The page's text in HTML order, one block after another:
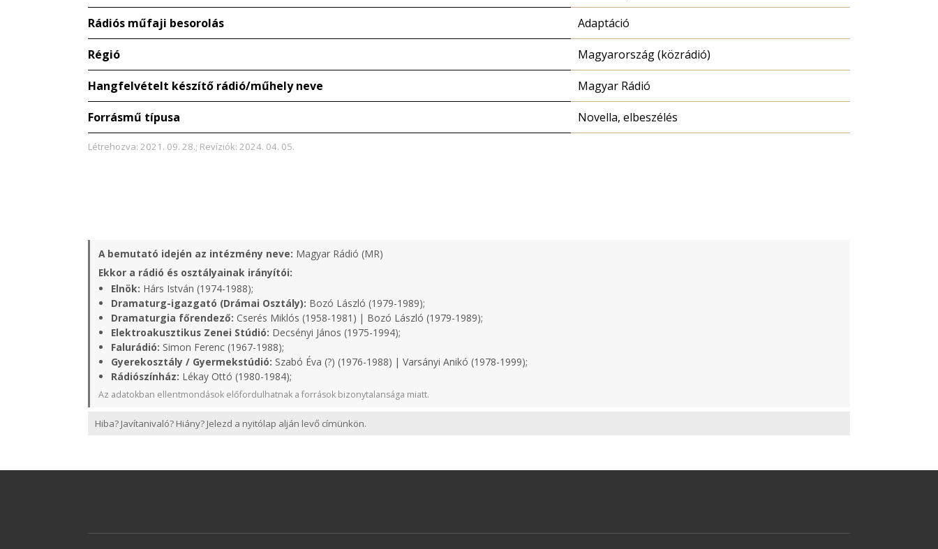
Rádiós műfaji besorolás Adaptáció
Régió Magyarország (közrádió)
Hangfelvételt készítő rádió/műhely neve Magyar Rádió
Forrásmű típusa Novella, elbeszélés
Létrehozva: 2021. 09. 28.; Revíziók: 2024. 04. 05.
A bemutató idején az intézmény neve: Magyar Rádió (MR)
Ekkor a rádió és osztályainak irányítói:
Elnök: Hárs István (1974-1988);
Dramaturg-igazgató (Drámai Osztály): Bozó László (1979-1989);
Dramaturgia főrendező: Cserés Miklós (1958-1981) | Bozó László (1979-1989);
Elektroakusztikus Zenei Stúdió: Decsényi János (1975-1994);
Falurádió: Simon Ferenc (1967-1988);
Gyerekosztály / Gyermekstúdió: Szabó Éva (?) (1976-1988) | Varsányi Anikó (1978-1999);
Rádiószínház: Lékay Ottó (1980-1984);
Az adatokban ellentmondások előfordulhatnak a források bizonytalansága miatt.
Hiba? Javítanivaló? Hiány? Jelezd a nyitólap alján levő címünkön.